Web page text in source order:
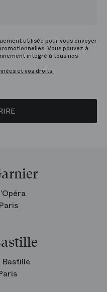
utilisée pour vous envoyer
Vous pouvez à
intégré à tous nos
et vos droits.
Bastille